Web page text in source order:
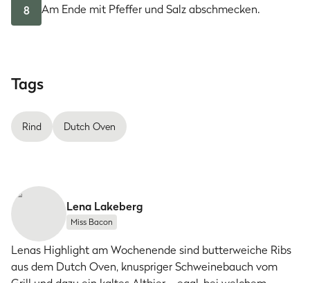
8 Am Ende mit Pfeffer und Salz abschmecken.
Tags
Rind Dutch Oven
Lena Lakeberg
Miss Bacon
Lenas Highlight am Wochenende sind butterweiche Ribs
aus dem Dutch Oven, knuspriger Schweinebauch vom